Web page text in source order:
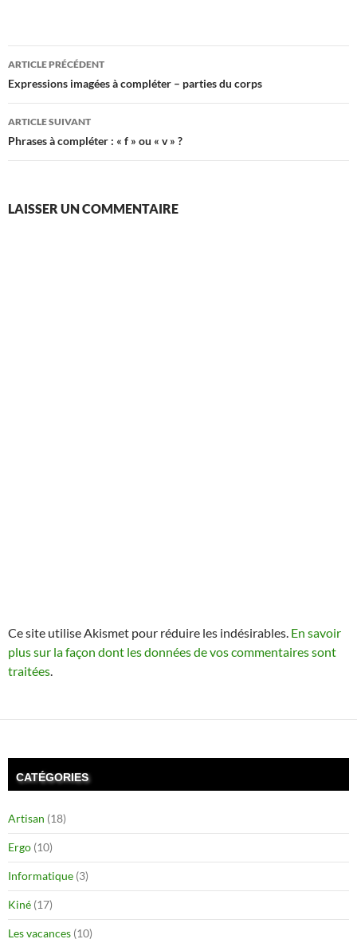
Navigation
des
articles
ARTICLE PRÉCÉDENT
Expressions imagées à compléter – parties du corps
ARTICLE SUIVANT
Phrases à compléter : « f » ou « v » ?
LAISSER UN COMMENTAIRE
Ce site utilise Akismet pour réduire les indésirables. En savoir
plus sur la façon dont les données de vos commentaires sont
traitées
CATÉGORIES
Artisan (18)
Ergo (10)
Informatique (3)
Kiné (17)
Les vacances (10)